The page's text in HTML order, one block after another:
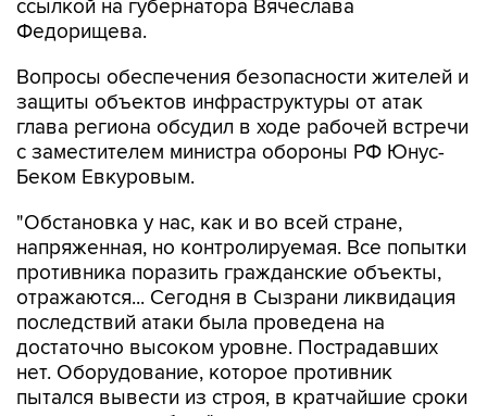
Вопросы обеспечения безопасности жителей и
глава региона обсудил в ходе рабочей встречи
с заместителем министра обороны РФ Юнус-
Беком Евкуровым.
"Обстановка у нас, как и во всей стране,
противника поразить гражданские объекты,
отражаются... Сегодня в Сызрани ликвидация
последствий атаки была проведена на
достаточно высоком уровне. Пострадавших
нет. Оборудование, которое противник
пытался вывести из строя, в кратчайшие сроки
начнет свою работу", - приводятся в
сообщении слова Федорищева.